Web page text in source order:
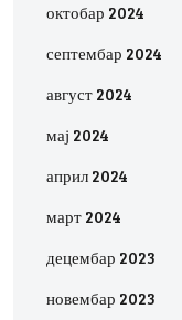
октобар 2024
септембар 2024
август 2024
мај 2024
април 2024
март 2024
децембар 2023
новембар 2023